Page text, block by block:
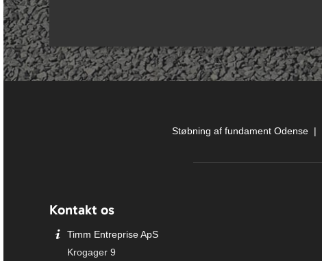
Støbning af fundament Odense |
Kontakt os
Timm Entreprise ApS
Krogager 9